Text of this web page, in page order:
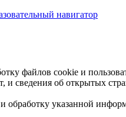
навигатор
файлов cookie и
и сведения об открытых
и обработку указанной